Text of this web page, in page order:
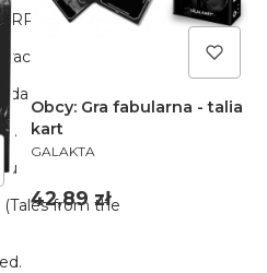
from the
Obcy: Gra fabularna - talia
kart
PRODUCENT
GALAKTA
Cena
42,89 zł